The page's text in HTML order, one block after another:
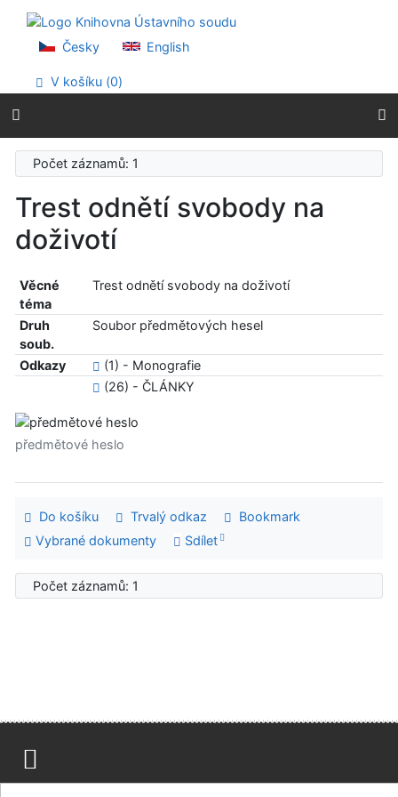
Přejít na menu
Prohlášení o webové přístupnosti
Česky English
V košíku (0)
Počet záznamů: 1
Trest odnětí svobody na
doživotí
Věcné
téma
Trest odnětí svobody na doživotí
Druh
soub.
Soubor předmětových hesel
Odkazy
(1) - Monografie
(26) - ČLÁNKY
předmětové heslo
Do košíku Trvalý odkaz
Bookmark
Vybrané dokumenty
Sdílet
Počet záznamů: 1